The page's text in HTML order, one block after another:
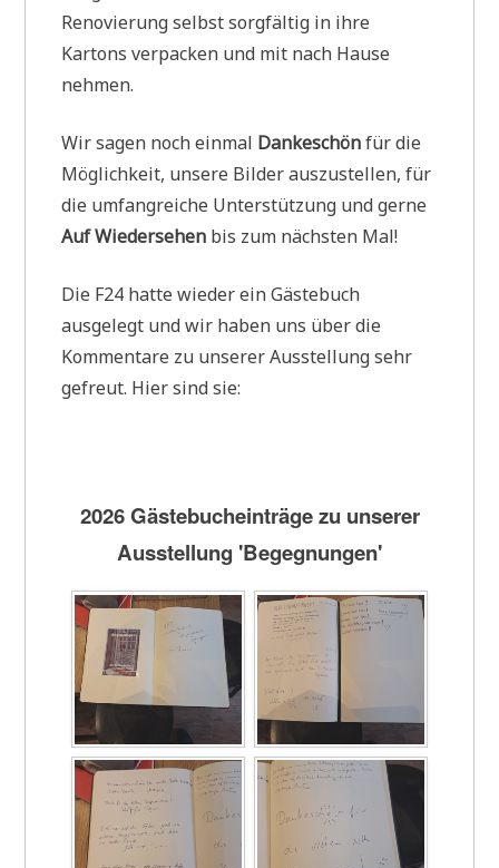
Renovierung selbst sorgfältig in ihre
Kartons verpacken und mit nach Hause
nehmen.
Wir sagen noch einmal Dankeschönfür die
Möglichkeit, unsere Bilder auszustellen, für
die umfangreiche Unterstützung und gerne
Auf Wiedersehen bis zum nächsten Mal!
Die F24 hatte wieder ein Gästebuch
ausgelegt und wir haben uns über die
Kommentare zu unserer Ausstellung sehr
gefreut. Hier sind sie:
2026 Gästebucheinträge zu unserer
Ausstellung 'Begegnungen'